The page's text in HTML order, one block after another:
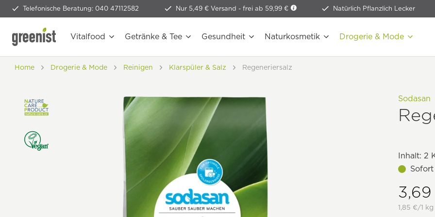
Telefonische Beratung: 040 47112582 Nur 5,49 € Versand - frei ab 59,99 € Natürlich Pflanzlich Lecker
Vitalfood Getränke & Tee Gesundheit Naturkosmetik Drogerie & Mode
Home Drogerie & Mode Reinigen Klarspüler & Salz Regeneriersalz
Sodasan
Inhalt: 2
1,85 €/1